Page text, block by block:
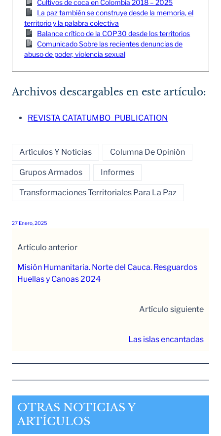
Cultivos de coca en Colombia 2018 – 2025
La paz también se construye desde la memoria, el
territorio y la palabra colectiva
Balance crítico de la COP30 desde los territorios
Comunicado Sobre las recientes denuncias de
abuso de poder, violencia sexual
Archivos descargables en este artículo:
REVISTA CATATUMBO_PUBLICATION
Artículos Y Noticias Columna De Opinión
Grupos Armados Informes
Transformaciones Territoriales Para La Paz
27 Enero, 2025
Artículo anterior
Misión Humanitaria. Norte del Cauca. Resguardos
Huellas y Canoas 2024
Artículo siguiente
Las islas encantadas
OTRAS NOTICIAS Y
ARTÍCULOS